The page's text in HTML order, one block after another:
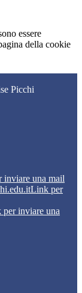
essere
della cookie
Picchi
inviare una mail
Link per
inviare una